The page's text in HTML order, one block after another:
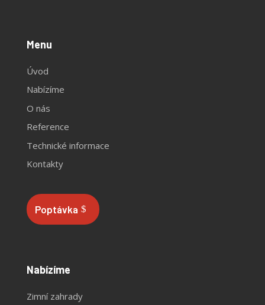
Menu
Úvod
Nabízíme
O nás
Reference
Technické informace
Kontakty
Poptávka
Nabízíme
Zimní zahrady